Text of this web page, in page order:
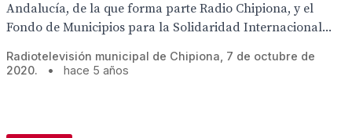
Andalucía, de la que forma parte Radio Chipiona, y el
Fondo de Municipios para la Solidaridad Internacional...
Radiotelevisión municipal de Chipiona, 7 de octubre de
2020.
• hace 5 años